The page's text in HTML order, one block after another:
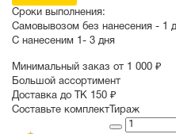
Сроки выполнения:
Самовывозом без нанесения - 1
С нанесеним 1- 3 дня
Минимальный заказ от 1 000 ₽
Большой ассортимент
Доставка до ТК 150 ₽
Составьте комплект Тираж